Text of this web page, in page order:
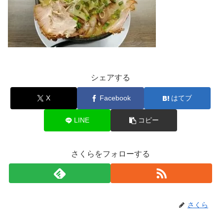
シェアする
X Facebook はてブ
LINE コピー
さくらをフォローする
さくら